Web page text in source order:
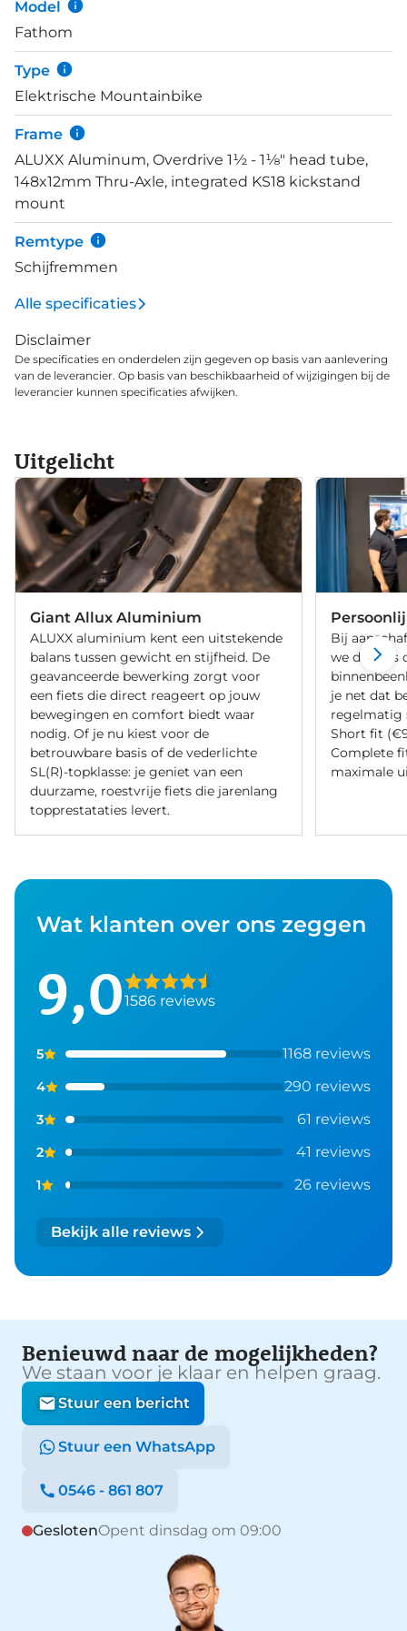
banden. Met de Shimano Deore groepset beschik
je over een betrouwbaar Shimano systeem
waarmee je soepel kunt schakelen.
Model
Fathom
Type
Elektrische Mountainbike
Frame
ALUXX Aluminum, Overdrive 1½ - 1⅛" head tube,
148x12mm Thru-Axle, integrated KS18 kickstand
mount
Remtype
Schijfremmen
Alle specificaties
Disclaimer
De specificaties en onderdelen zijn gegeven op basis van aanlevering
van de leverancier. Op basis van beschikbaarheid of wijzigingen bij de
leverancier kunnen specificaties afwijken.
Uitgelicht
Giant Allux Aluminium
ALUXX aluminium kent een uitstekende
balans tussen gewicht en stijfheid. De
geavanceerde bewerking zorgt voor
een fiets die direct reageert op jouw
bewegingen en comfort biedt waar
nodig. Of je nu kiest voor de
betrouwbare basis of de vederlichte
SL(R)-topklasse: je geniet van een
duurzame, roestvrije fiets die jarenlang
topprestataties levert.
Bij
we de fiets
je net dat
regelmatig
Short fit
Complete
maximale
Wat klanten over ons zeggen
9,01586 reviews
5 1168 reviews
4 290 reviews
3 61 reviews
2 41 reviews
1 26 reviews
Bekijk alle reviews
Benieuwd naar de mogelijkheden?
We staan voor je klaar en helpen graag.
Stuur een bericht
Stuur een WhatsApp
0546 - 861 807
GeslotenOpent dinsdag om 09:00